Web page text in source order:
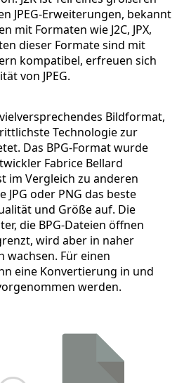
JPEG-Erweiterungen, bekannt
mit Formaten wie J2C, JPX,
dieser Formate sind mit
kompatibel, erfreuen sich
von JPEG.
Bildformat,
Technologie zur
Das BPG-Format wurde
Fabrice Bellard
im Vergleich zu anderen
oder PNG das beste
und Größe auf. Die
die BPG-Dateien öffnen
wird aber in naher
wachsen. Für einen
eine Konvertierung in und
werden.